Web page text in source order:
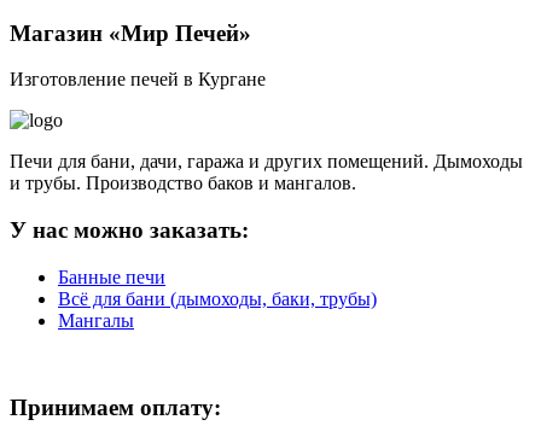
Магазин «Мир Печей»
Изготовление печей в Кургане
Печи для бани, дачи, гаража и других помещений. Дымоходы
и трубы. Производство баков и мангалов.
У нас можно заказать:
Банные печи
Всё для бани (дымоходы, баки, трубы)
Мангалы
Принимаем оплату: